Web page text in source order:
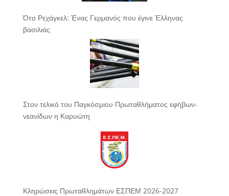
Ότο Ρεχάγκελ: Ένας Γερμανός που έγινε Έλληνας
βασιλιάς
Στον τελικό του Παγκόσμιου Πρωταθλήματος εφήβων-
νεανίδων η Καρυώτη
Κληρώσεις Πρωταθλημάτων ΕΣΠΕΜ 2026-2027